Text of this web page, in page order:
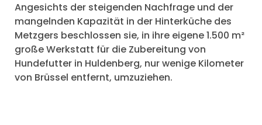
Angesichts der steigenden Nachfrage und der
mangelnden Kapazität in der Hinterküche des
Metzgers beschlossen sie, in ihre eigene 1.500 m²
große Werkstatt für die Zubereitung von
Hundefutter in Huldenberg, nur wenige Kilometer
von Brüssel entfernt, umzuziehen.